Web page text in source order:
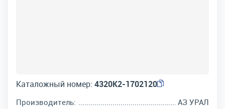
Каталожный номер: 4320К2-1702120
Производитель:
АЗ УРАЛ